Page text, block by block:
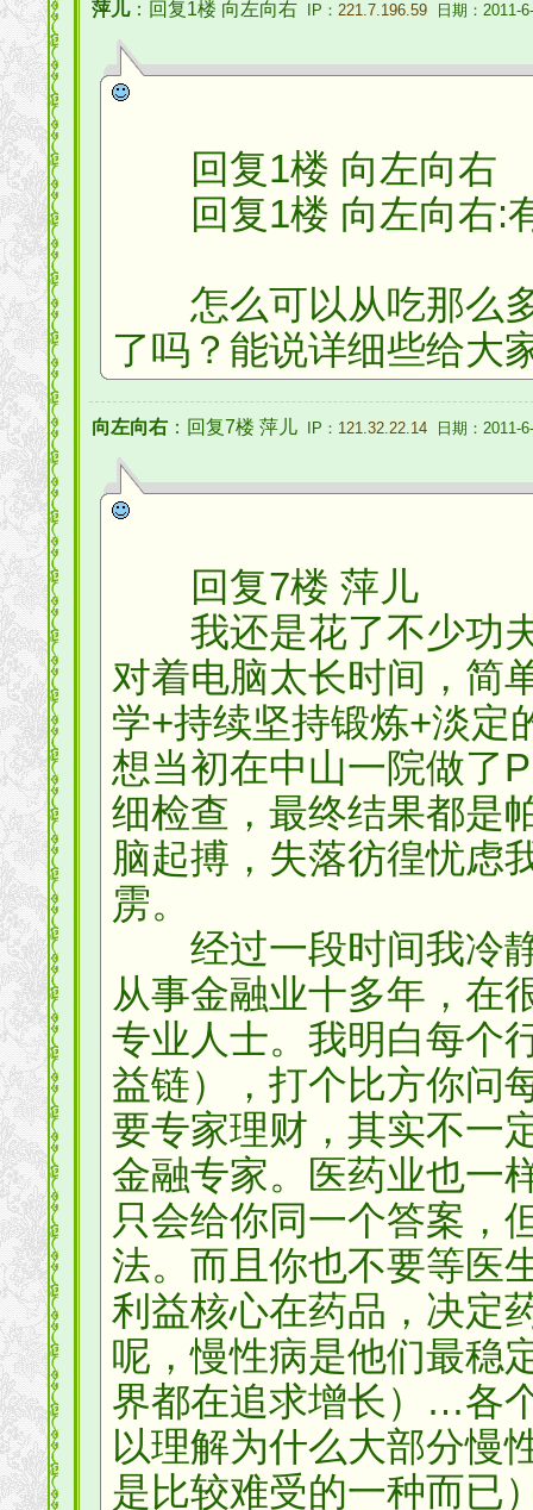
萍儿：回复1楼 向左向右 IP： 221.7.196.59 日期：2011-
回复1楼 向左向右
回复1楼 向左向右:
怎么可以从吃那么多
了吗？能说详细些给大
向左向右 ：回复7楼 萍儿 IP： 121.32.22.14 日期：2011-
回复7楼 萍儿
我还是花了不少功夫
对着电脑太长时间，简
学+持续坚持锻炼+淡定
想当初在中山一院做了
细检查，最终结果都是
脑起搏，失落彷徨忧虑
雳。
经过一段时间我冷静
从事金融业十多年，在
专业人士。我明白每个
益链），打个比方你问
要专家理财，其实不一
金融专家。医药业也一
只会给你同一个答案，
法。而且你也不要等医
利益核心在药品，决定
呢，慢性病是他们最稳
界都在追求增长）…各
以理解为什么大部分慢
是比较难受的一种而已